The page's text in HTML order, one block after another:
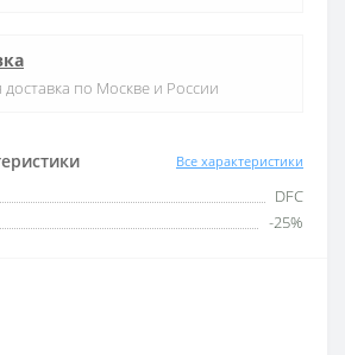
Все характеристики
DFC
-25%
доставка по Москве и России